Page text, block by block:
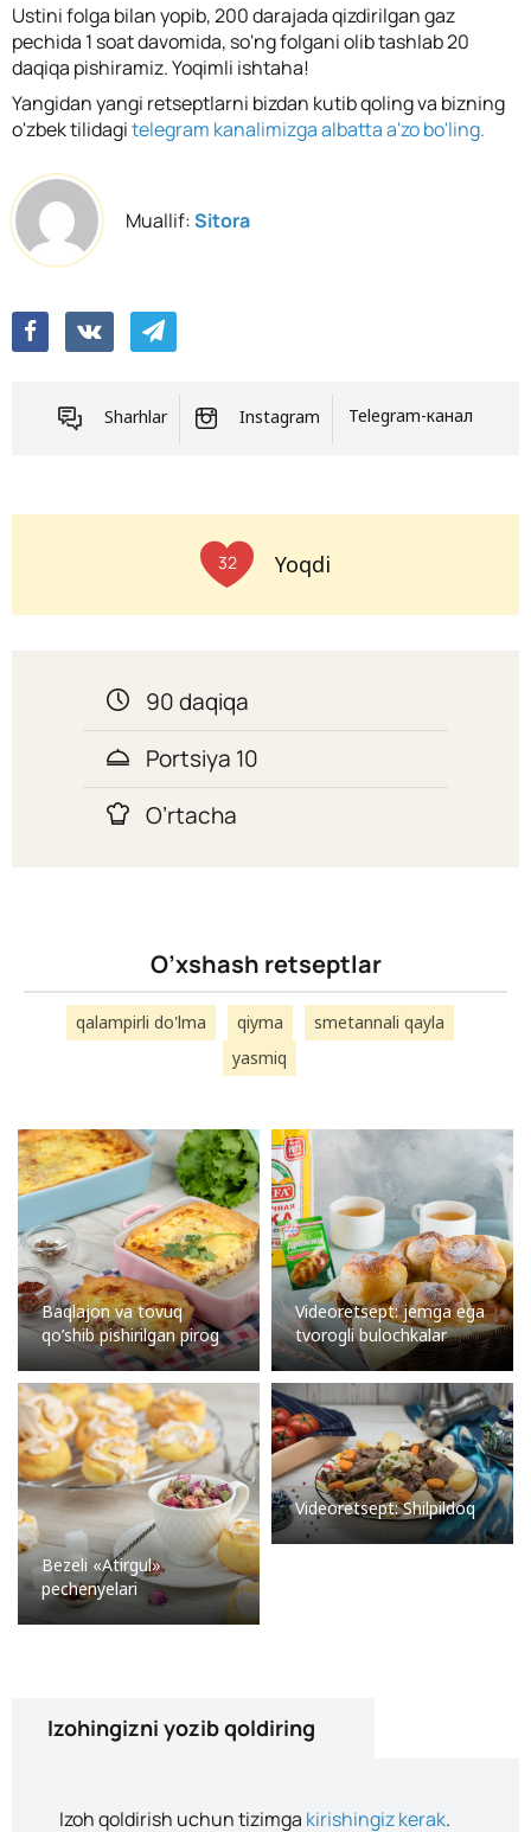
Ustini folga bilan yopib, 200 darajada qizdirilgan gaz
pechida 1 soat davomida, so'ng folgani olib tashlab 20
daqiqa pishiramiz. Yoqimli ishtaha!
Yangidan yangi retseptlarni bizdan kutib qoling va bizning
o'zbek tilidagitelegram kanalimizga albatta a'zo bo'ling.
Muallif:Sitora
Sharhlar Instagram Telegram-канал
32 Yoqdi
90 daqiqa
Portsiya 10
O’rtacha
O’xshash retseptlar
qalampirli do'lma qiyma
smetannali qayla
yasmiq
Baqlajon va tovuq
qo’shib pishirilgan pirog
Videoretsept: jemga ega
tvorogli bulochkalar
Bezeli «Atirgul»
pechenyelari
Videoretsept: Shilpildoq
Izohingizni yozib qoldiring
Izoh qoldirish uchun tizimga kirishingiz kerak.